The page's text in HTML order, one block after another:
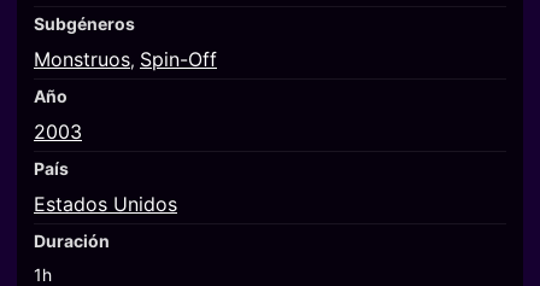
Subgéneros
Monstruos, Spin-Off
Año
2003
País
Estados Unidos
Duración
1h